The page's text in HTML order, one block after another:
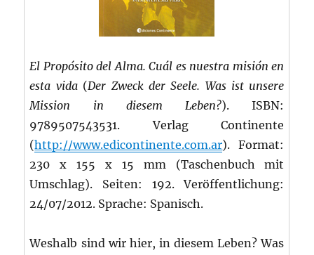
El Propósito del Alma. Cuál es nuestra misión en
esta vida (Der Zweck der Seele. Was ist unsere
Mission in diesem Leben?). ISBN:
9789507543531. Verlag Continente
(http://www.edicontinente.com.ar). Format:
230 x 155 x 15 mm (Taschenbuch mit
Umschlag). Seiten: 192. Veröffentlichung:
24/07/2012. Sprache: Spanisch.
Weshalb sind wir hier, in diesem Leben? Was